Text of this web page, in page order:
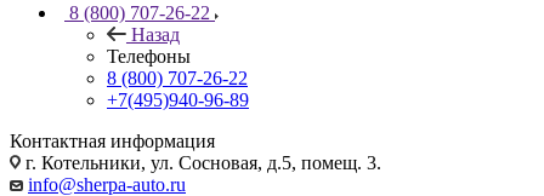
8 (800) 707-26-22
Назад
Телефоны
8 (800) 707-26-22
+7(495)940-96-89
Контактная информация
г. Котельники, ул. Сосновая, д.5, помещ. 3.
info@sherpa-auto.ru